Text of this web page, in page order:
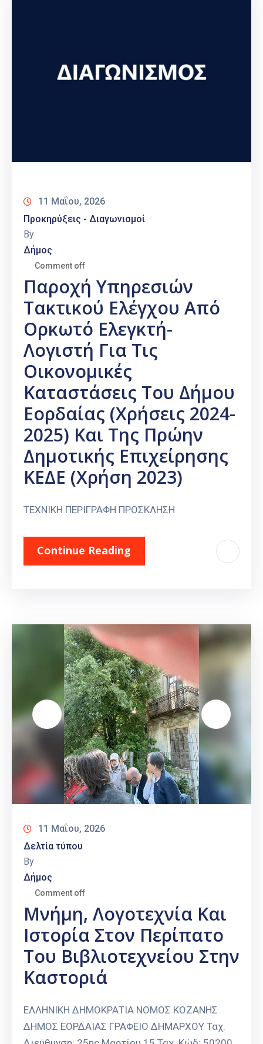
11 Μαΐου, 2026
Προκηρύξεις - Διαγωνισμοί
By
Δήμος
Comment off
Παροχή Υπηρεσιών
Τακτικού Ελέγχου Από
Ορκωτό Ελεγκτή-
Λογιστή Για Τις
Οικονομικές
Καταστάσεις Του Δήμου
Εορδαίας (χρήσεις 2024-
2025) Και Της Πρώην
Δημοτικής Επιχείρησης
ΚΕΔΕ (χρήση 2023)
ΤΕΧΝΙΚΗ ΠΕΡΙΓΡΑΦΗ ΠΡΟΣΚΛΗΣΗ
Continue Reading
11 Μαΐου, 2026
Δελτία τύπου
By
Δήμος
Comment off
Μνήμη, Λογοτεχνία Και
Ιστορία Στον Περίπατο
Του Βιβλιοτεχνείου Στην
Καστοριά
ΕΛΛΗΝΙΚΗ ΔΗΜΟΚΡΑΤΙΑ ΝΟΜΟΣ ΚΟΖΑΝΗΣ
ΔΗΜΟΣ ΕΟΡΔΑΙΑΣ ΓΡΑΦΕΙΟ ΔΗΜΑΡΧΟΥ Ταχ.